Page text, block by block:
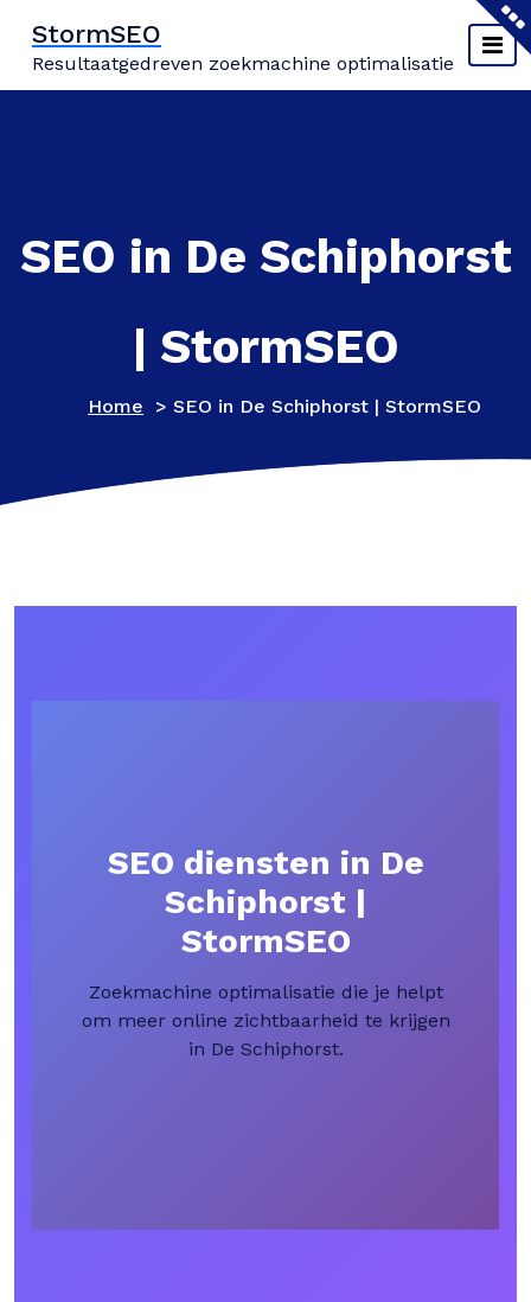
inhoud
springen
StormSEO
Resultaatgedreven zoekmachine optimalisatie
SEO in De Schiphorst
| StormSEO
Home > SEO in De Schiphorst | StormSEO
SEO diensten in De
Schiphorst |
StormSEO
Zoekmachine optimalisatie die je helpt
om meer online zichtbaarheid te krijgen
in De Schiphorst.